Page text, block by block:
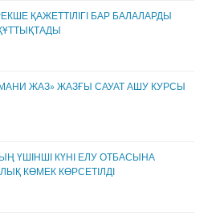
ҚАЖЕТТІЛІГІ БАР БАЛАЛАРДЫ
ЖАЗ» ЖАЗҒЫ САУАТ АШУ КУРСЫ
ҮШІНШІ КҮНІ ЕЛУ ОТБАСЫНА
КӨМЕК КӨРСЕТІЛДІ